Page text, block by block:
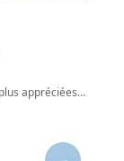
appréciées…